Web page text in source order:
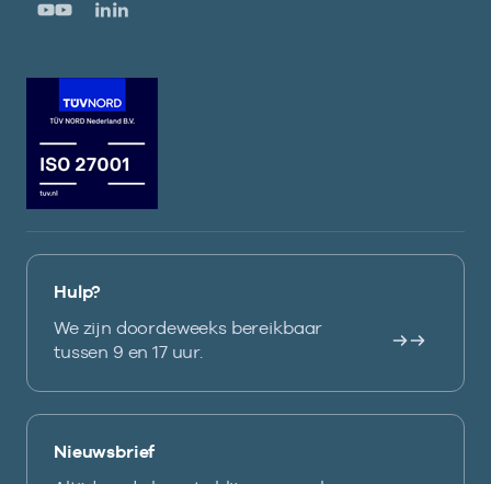
Hulp?
We zijn doordeweeks bereikbaar
tussen 9 en 17 uur.
Nieuwsbrief